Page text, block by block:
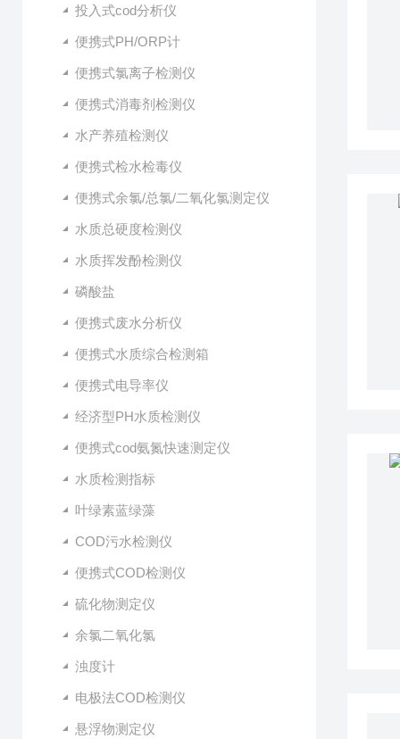
投入式cod分析仪
便携式PH/ORP计
便携式氯离子检测仪
便携式消毒剂检测仪
水产养殖检测仪
便携式检水检毒仪
便携式余氯/总氯/二氧化氯测定仪
水质总硬度检测仪
水质挥发酚检测仪
磷酸盐
便携式废水分析仪
便携式水质综合检测箱
便携式电导率仪
经济型PH水质检测仪
便携式cod氨氮快速测定仪
水质检测指标
叶绿素蓝绿藻
COD污水检测仪
便携式COD检测仪
硫化物测定仪
余氯二氧化氯
浊度计
电极法COD检测仪
悬浮物测定仪